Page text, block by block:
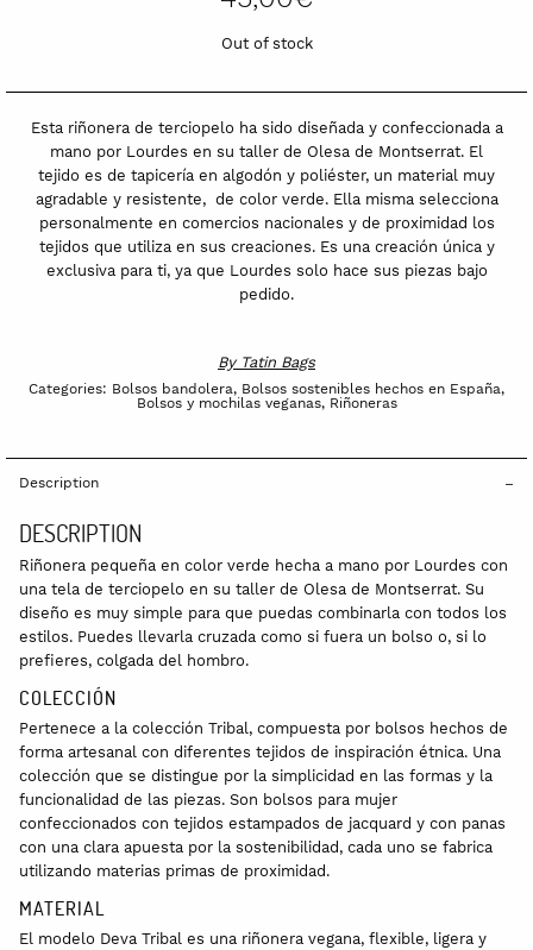
Out of stock
Esta riñonera de terciopelo ha sido diseñada y confeccionada a
mano por Lourdes en su taller de Olesa de Montserrat. El
tejido es de tapicería en algodón y poliéster, un material muy
agradable y resistente, de color verde. Ella misma selecciona
personalmente en comercios nacionales y de proximidad los
tejidos que utiliza en sus creaciones. Es una creación única y
exclusiva para ti, ya que Lourdes solo hace sus piezas bajo
pedido.
By Tatin Bags
Categories: Bolsos bandolera, Bolsos sostenibles hechos en España,
Bolsos y mochilas veganas, Riñoneras
Description
DESCRIPTION
Riñonera pequeña en color verde hecha a mano por Lourdes con
una tela de terciopelo en su taller de Olesa de Montserrat. Su
diseño es muy simple para que puedas combinarla con todos los
estilos. Puedes llevarla cruzada como si fuera un bolso o, si lo
prefieres, colgada del hombro.
COLECCIÓN
Pertenece a la colección Tribal, compuesta por bolsos hechos de
forma artesanal con diferentes tejidos de inspiración étnica. Una
colección que se distingue por la simplicidad en las formas y la
funcionalidad de las piezas. Son bolsos para mujer
confeccionados con tejidos estampados de jacquard y con panas
con una clara apuesta por la sostenibilidad, cada uno se fabrica
utilizando materias primas de proximidad.
MATERIAL
El modelo Deva Tribal es una riñonera vegana, flexible, ligera y